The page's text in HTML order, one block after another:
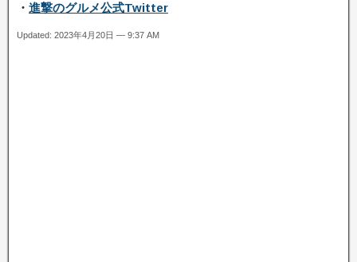
・ 進撃のグルメ公式Twitter
Updated: 2023年4月20日 — 9:37 AM